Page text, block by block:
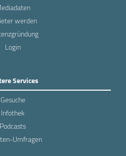
werden
Login
Services
Gesuche
Infothek
Podcasts
Umfragen